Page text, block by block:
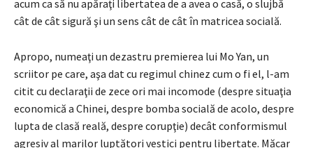
acum ca să nu apăraţi libertatea de a avea o casă, o slujbă
cât de cât sigură şi un sens cât de cât în matricea socială.
Apropo, numeaţi un dezastru premierea lui Mo Yan, un
scriitor pe care, aşa dat cu regimul chinez cum o fi el, l-am
citit cu declaraţii de zece ori mai incomode (despre situaţia
economică a Chinei, despre bomba socială de acolo, despre
lupta de clasă reală, despre corupţie) decât conformismul
agresiv al marilor luptători vestici pentru libertate. Măcar